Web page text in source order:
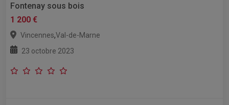
Fontenay sous bois
1 200 €
Vincennes,Val-de-Marne
23 octobre 2023